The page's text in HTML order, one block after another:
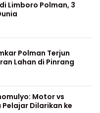
Limboro Polman, 3
Polman Terjun
Lahan di Pinrang
Motor vs
Pelajar Dilarikan ke